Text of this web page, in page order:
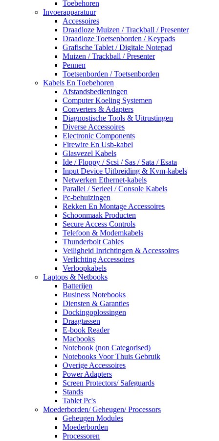
Toebehoren
Invoerapparatuur
Accessoires
Draadloze Muizen / Trackball / Presenter
Draadloze Toetsenborden / Keypads
Grafische Tablet / Digitale Notepad
Muizen / Trackball / Presenter
Pennen
Toetsenborden / Toetsenborden
Kabels En Toebehoren
Afstandsbedieningen
Computer Koeling Systemen
Converters & Adapters
Diagnostische Tools & Uitrustingen
Diverse Accessoires
Electronic Components
Firewire En Usb-kabel
Glasvezel Kabels
Ide / Floppy / Scsi / Sas / Sata / Esata
Input Device Uitbreiding & Kvm-kabels
Netwerken Ethernet-kabels
Parallel / Serieel / Console Kabels
Pc-behuizingen
Rekken En Montage Accessoires
Schoonmaak Producten
Secure Access Controls
Telefoon & Modemkabels
Thunderbolt Cables
Veiligheid Inrichtingen & Accessoires
Verlichting Accessoires
Verloopkabels
Laptops & Netbooks
Batterijen
Business Notebooks
Diensten & Garanties
Dockingoplossingen
Draagtassen
E-book Reader
Macbooks
Notebook (non Categorised)
Notebooks Voor Thuis Gebruik
Overige Accessoires
Power Adapters
Screen Protectors/ Safeguards
Stands
Tablet Pc's
Moederborden/ Geheugen/ Processors
Geheugen Modules
Moederborden
Processoren